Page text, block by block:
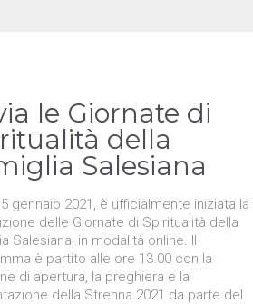
le Giornate di
della
Salesiana
gennaio 2021, è ufficialmente iniziata la
delle Giornate di Spiritualità della
Salesiana, in modalità online. Il
è partito alle ore 13.00 con la
di apertura, la preghiera e la
della Strenna 2021 da parte del